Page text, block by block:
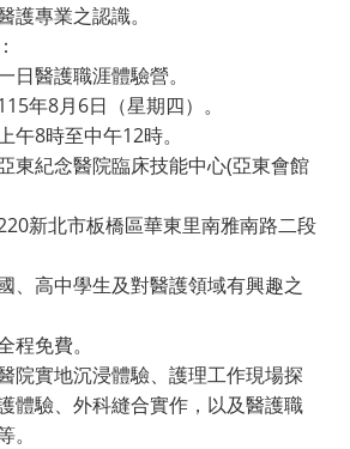
護專業之認識。
日醫護職涯體驗營。
年8月6日（星期四）。
午8時至中午12時。
東紀念醫院臨床技能中心(亞東會館
新北市板橋區華東里南雅南路二段
、高中學生及對醫護領域有興趣之
程免費。
院實地沉浸體驗、護理工作現場探
體驗、外科縫合實作，以及醫護職